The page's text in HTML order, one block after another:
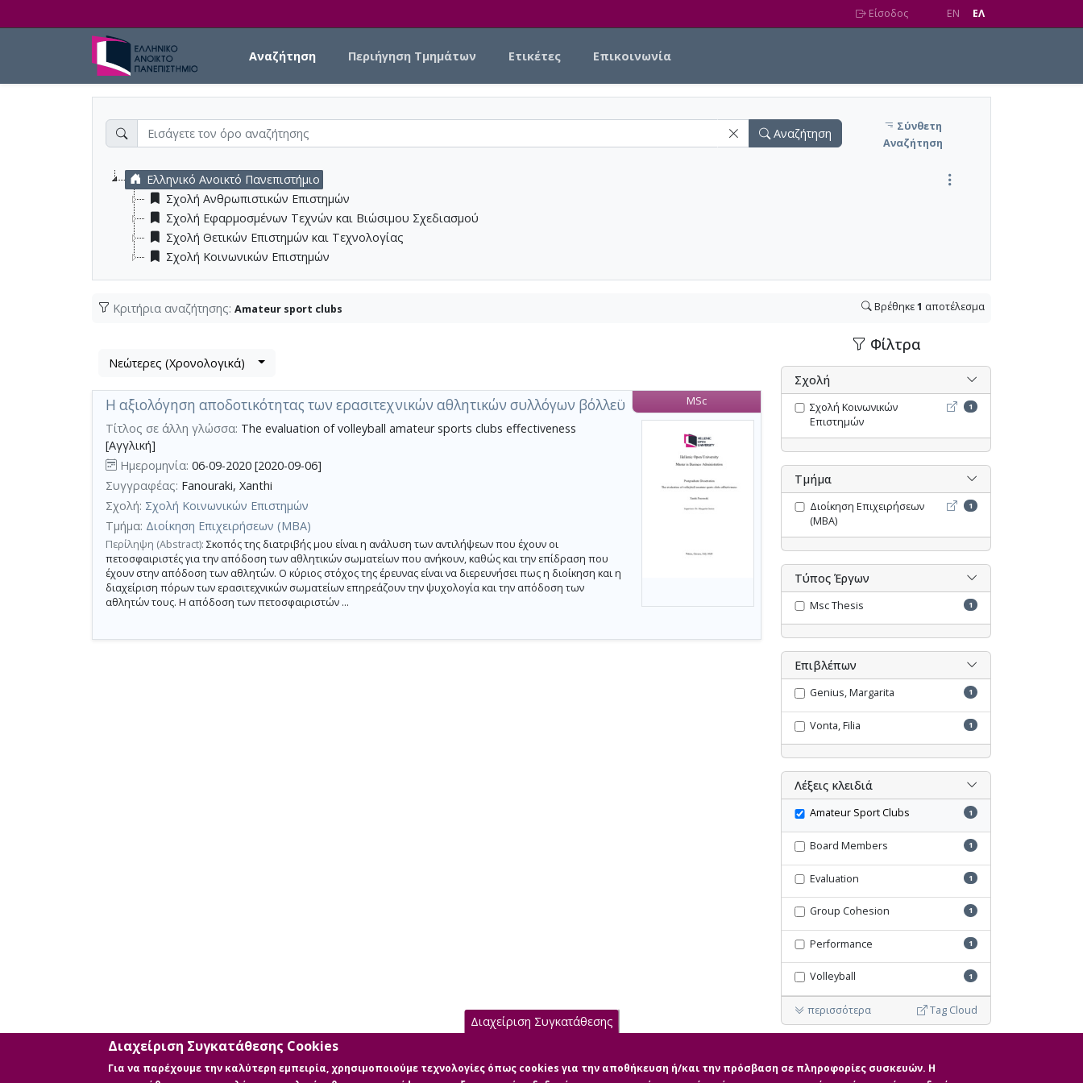
Είσοδος EN EΛ
Αναζήτηση Περιήγηση Τμημάτων Ετικέτες Επικοινωνία
Αναζήτηση
Σύνθετη
Αναζήτηση
Ελληνικό Ανοικτό Πανεπιστήμιο
Σχολή Ανθρωπιστικών Επιστημών
Σχολή Εφαρμοσμένων Τεχνών και Βιώσιμου Σχεδιασμού
Σχολή Θετικών Επιστημών και Τεχνολογίας
Σχολή Κοινωνικών Επιστημών
Κριτήρια αναζήτησης: Amateur sport clubs Βρέθηκε1 αποτέλεσμα
Βρέθηκε
αποτέλεσμα
,
σύνολο
σελίδων
1.
Εφαρμοζόμενα
κριτήρια
αναζήτησης:
Amateur
sport
clubs
Ακύρωση
των
κριτηρίων
αναζήτησης
αποτελεσμάτων
Λίστα
τα
αποτελέσματα
αναζήτησης:
Νεώτερες (Χρονολογικά)
Η αξιολόγηση αποδοτικότητας των ερασιτεχνικών αθλητικών συλλόγων βόλλεϋ MSc
Τίτλος σε άλλη γλώσσα: The evaluation of volleyball amateur sports clubs effectiveness
[Αγγλική]
Ημερομηνία: 06-09-2020 [2020-09-06]
Συγγραφέας: Fanouraki, Xanthi
Σχολή: Σχολή Κοινωνικών Επιστημών
Τμήμα: Διοίκηση Επιχειρήσεων (MBA)
Περίληψη (Abstract): Σκοπός της διατριβής μου είναι η ανάλυση των αντιλήψεων που έχουν οι
πετοσφαιριστές για την απόδοση των αθλητικών σωματείων που ανήκουν, καθώς και την επίδραση που
έχουν στην απόδοση των αθλητών. Ο κύριος στόχος της έρευνας είναι να διερευνήσει πως η διοίκηση και η
διαχείριση πόρων των ερασιτεχνικών σωματείων επηρεάζουν την ψυχολογία και την απόδοση των
αθλητών τους. Η απόδοση των πετοσφαιριστών ...
Φίλτρα
Σχολή
Σχολή Κοινωνικών
Επιστημών
Σχολή Κοινωνικών
1
Τμήμα
Διοίκηση Επιχειρήσεων
(MBA)
Διοίκηση Επιχειρήσεων
1
Τύπος Έργων
Msc Thesis 1
Επιβλέπων
Genius, Margarita 1
Vonta, Filia 1
Λέξεις κλειδιά
Amateur Sport Clubs 1
Board Members 1
Evaluation 1
Group Cohesion 1
Performance 1
Volleyball 1
περισσότερα Tag Cloud
Διαχείριση Συγκατάθεσης
Διαχείριση Συγκατάθεσης Cookies
Για να παρέχουμε την καλύτερη εμπειρία, χρησιμοποιούμε τεχνολογίες όπως cookies για την αποθήκευση ή/και την πρόσβαση σε πληροφορίες συσκευών. Η